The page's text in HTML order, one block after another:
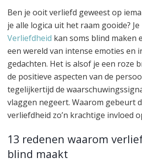
Ben je ooit verliefd geweest op
je alle logica uit het raam gooide?
Verliefdheid kan soms blind maken
een wereld van intense emoties en
gedachten. Het is alsof je een roze
de positieve aspecten van de
tegelijkertijd de
vlaggen negeert. Waarom gebeurt
verliefdheid zo’n krachtige invloed
13 redenen waarom
blind maakt